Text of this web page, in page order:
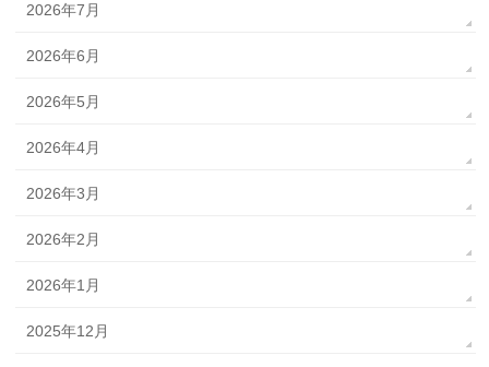
2026年7月
2026年6月
2026年5月
2026年4月
2026年3月
2026年2月
2026年1月
2025年12月